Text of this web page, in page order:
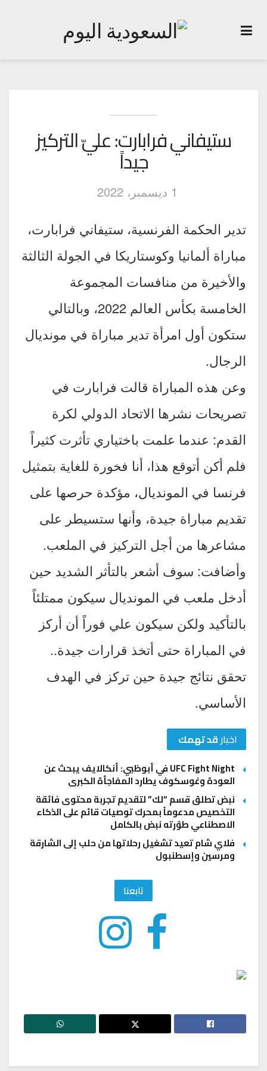
ستيفاني فرابارت: عليّ التركيز
جيداً
1 ديسمبر، 2022
تدير الحكمة الفرنسية، ستيفاني فرابارت،
مباراة ألمانيا وكوستاريكا في الجولة الثالثة
والأخيرة من منافسات المجموعة
الخامسة بكأس العالم 2022، وبالتالي
ستكون أول امرأة تدير مباراة في مونديال
الرجال.
وعن هذه المباراة قالت فرابارت في
تصريحات نشرها الاتحاد الدولي لكرة
القدم: عندما علمت باختياري تأثرت كثيراً
فلم أكن أتوقع هذا، أنا فخورة للغاية بتمثيل
فرنسا في المونديال، مؤكدة حرصها على
تقديم مباراة جيدة، وأنها ستسيطر على
مشاعرها من أجل التركيز في الملعب.
وأضافت: سوف أشعر بالتأثر الشديد حين
أدخل ملعب في المونديال سيكون ممتلئاً
بالتأكيد ولكن سيكون علي فوراً أن أركز
في المباراة حتى أتخذ قرارات جيدة..
تحقق نتائج جيدة حين تركز في الهدف
الأساسي.
اخبارقد تهمك
UFC Fight Night في أبوظبي: أنكالايف يبحث عن
العودة وغوسكوف يطارد المفاجأة الكبرى
نبض تطلق قسم “لك” لتقديم تجربة محتوى فائقة
التخصيص مدعوماً بمحرك توصيات قائم على الذكاء
الاصطناعي طوّرته نبض بالكامل
فلاي شام تعيد تشغيل رحلاتها من حلب إلى الشارقة
ومرسين وإسطنبول
تابعنا